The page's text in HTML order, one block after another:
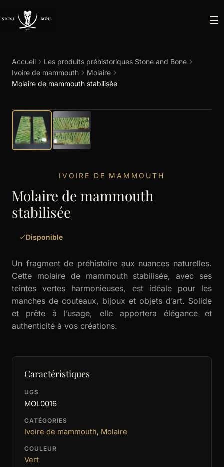
Accueil
Les produits préhistoriques Stone and Bone
Ivoire de mammouth
Molaire
Molaire de mammouth stabilisée
IVOIRE DE MAMMOUTH
Molaire de mammouth
stabilisée
Disponible
Un fragment de préhistoire aux nuances naturelles.
Cette molaire de mammouth stabilisée, avec ses
teintes vertes harmonieuses, est idéale pour les
manches de couteaux, bijoux et objets d’art. Solide
et prête à l’usage, elle apportera élégance et
authenticité à vos créations.
Caractéristiques
UGS
MOL0016
CATÉGORIES
Ivoire de mammouth, Molaire
COULEUR
Vert